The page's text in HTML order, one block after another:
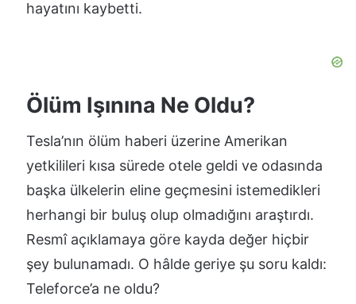
hayatını kaybetti.
Ölüm Işınına Ne Oldu?
Tesla’nın ölüm haberi üzerine Amerikan
yetkilileri kısa sürede otele geldi ve odasında
başka ülkelerin eline geçmesini istemedikleri
herhangi bir buluş olup olmadığını araştırdı.
Resmî açıklamaya göre kayda değer hiçbir
şey bulunamadı. O hâlde geriye şu soru kaldı:
Teleforce’a ne oldu?